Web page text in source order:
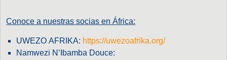
Conoce a nuestras socias en África:
UWEZO AFRIKA: https://uwezoafrika.org/
Namwezi N’Ibamba Douce: